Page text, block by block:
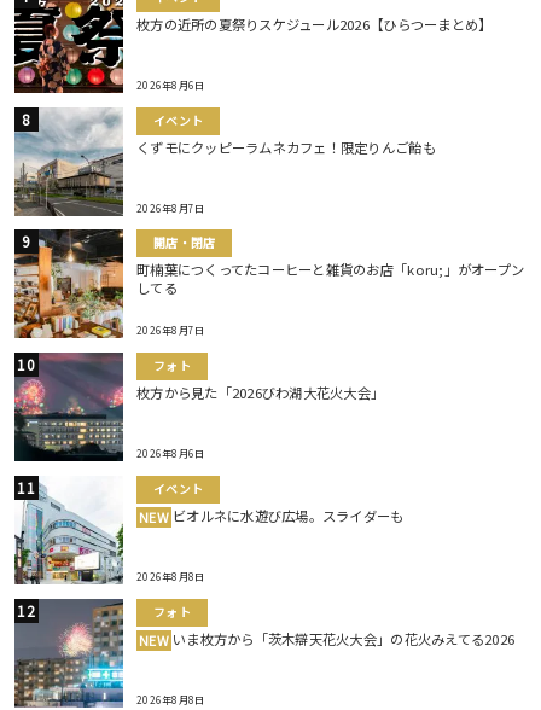
枚方の近所の夏祭りスケジュール2026【ひらつーまとめ】
2026年8月6日
イベント
くずモにクッピーラムネカフェ！限定りんご飴も
2026年8月7日
開店・閉店
町楠葉につくってたコーヒーと雑貨のお店「koru;」がオープン
してる
2026年8月7日
フォト
枚方から見た「2026びわ湖大花火大会」
2026年8月6日
イベント
NEW ビオルネに水遊び広場。スライダーも
2026年8月8日
フォト
NEW いま枚方から「茨木辯天花火大会」の花火みえてる2026
2026年8月8日